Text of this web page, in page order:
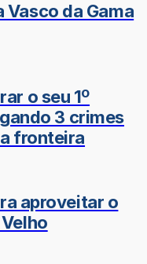
Vasco da Gama
o seu 1º
3 crimes
fronteira
aproveitar o